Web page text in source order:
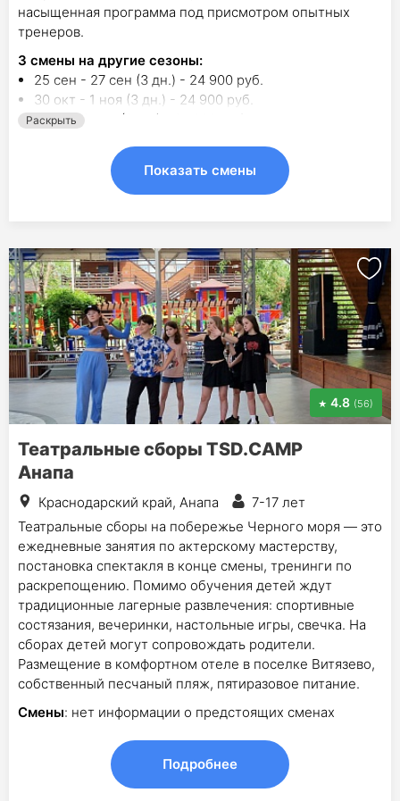
насыщенная программа под присмотром опытных
тренеров.
3 смены на другие сезоны:
25 сен - 27 сен (3 дн.) - 24 900 руб.
30 окт - 1 ноя (3 дн.) - 24 900 руб.
6 ноя - 8 ноя (3 дн.) - 27 900 руб.
Раскрыть
Показать смены
4.8 (56)
Театральные сборы TSD.CAMP
Анапа
Краснодарский край, Анапа
7-17 лет
Театральные сборы на побережье Черного моря — это
ежедневные занятия по актерскому мастерству,
постановка спектакля в конце смены, тренинги по
раскрепощению. Помимо обучения детей ждут
традиционные лагерные развлечения: спортивные
состязания, вечеринки, настольные игры, свечка. На
сборах детей могут сопровождать родители.
Размещение в комфортном отеле в поселке Витязево,
собственный песчаный пляж, пятиразовое питание.
Смены: нет информации о предстоящих сменах
Подробнее